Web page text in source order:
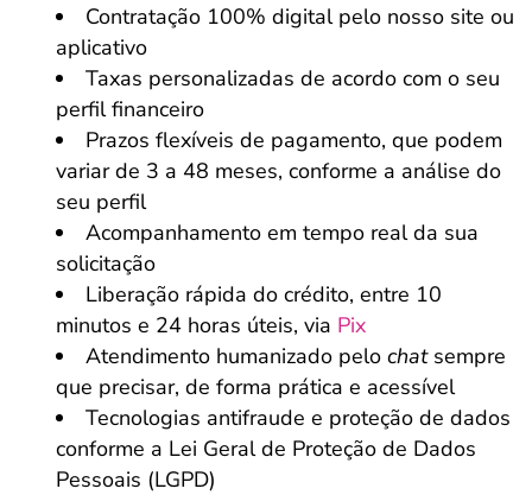
Contratação 100% digital pelo nosso site ou
aplicativo
Taxas personalizadas de acordo com o seu
perfil financeiro
Prazos flexíveis de pagamento, que podem
variar de 3 a 48 meses, conforme a análise do
seu perfil
Acompanhamento em tempo real da sua
solicitação
Liberação rápida do crédito, entre 10
minutos e 24 horas úteis, via Pix
Atendimento humanizado pelo chat sempre
que precisar, de forma prática e acessível
Tecnologias antifraude e proteção de dados
conforme a Lei Geral de Proteção de Dados
Pessoais (LGPD)